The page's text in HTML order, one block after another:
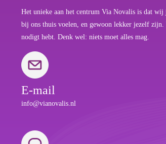
Het unieke aan het centrum Via Novalis is dat
bij ons thuis voelen, en gewoon lekker jezelf
nodigt hebt. Denk wel: niets moet alles mag.
E-mail
info@vianovalis.nl